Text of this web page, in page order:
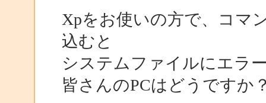
Xpをお使いの方で、コマ
込むと
システムファイルにエラ
皆さんのPCはどうですか